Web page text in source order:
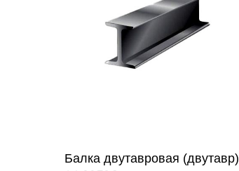
Балка двутавровая (двутавр)